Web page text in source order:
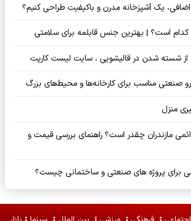
یک آشپزخانه مدرن و باکیفیت طراحی کنیم؟
کدام است؟ | بهترین جنس قابلمه برای سلامتی
شسته شدن در قالیشویی ، سایت لیست کارپت
صنعتی مناسب برای کارخانه‌ها و محیط‌های بزرگ
منزل
مازندران چقدر است؟ راهنمای بررسی قیمت و
برای پروژه های صنعتی و ساختمانی چیست؟